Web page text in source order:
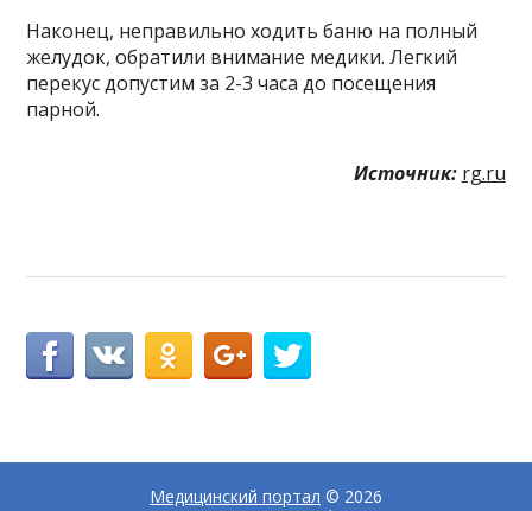
Наконец, неправильно ходить баню на полный
желудок, обратили внимание медики. Легкий
перекус допустим за 2-3 часа до посещения
парной.
Источник: rg.ru
Медицинский портал © 2026